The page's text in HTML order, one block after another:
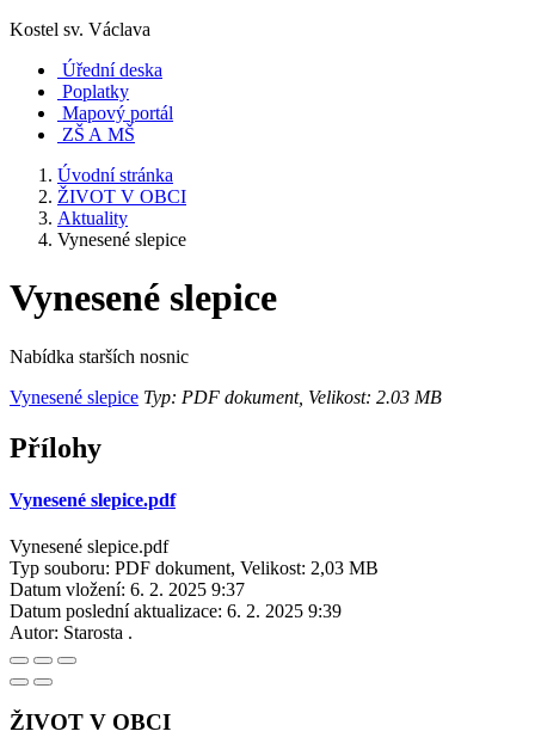
Kostel sv. Václava
Úřední deska
Poplatky
Mapový portál
ZŠ A MŠ
Úvodní stránka
ŽIVOT V OBCI
Aktuality
Vynesené slepice
Vynesené slepice
Nabídka starších nosnic
Vynesené slepice Typ: PDF dokument, Velikost: 2.03 MB
Přílohy
Vynesené slepice.pdf
Vynesené slepice.pdf
Typ souboru: PDF dokument, Velikost: 2,03 MB
Datum vložení: 6. 2. 2025 9:37
Datum poslední aktualizace: 6. 2. 2025 9:39
Autor: Starosta .
ŽIVOT V OBCI